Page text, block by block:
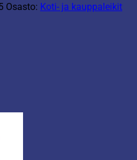
Osasto: Koti- ja kauppaleikit